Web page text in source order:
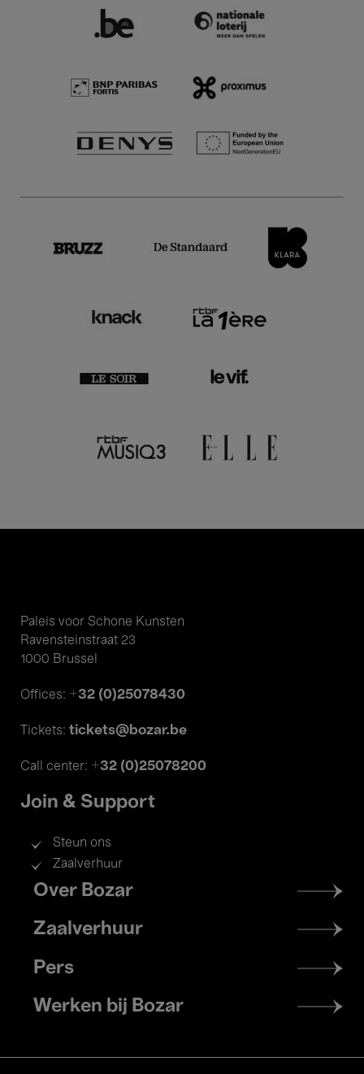
Paleis voor Schone Kunsten
Ravensteinstraat 23
1000 Brussel
Offices: +32 (0)25078430
Tickets: tickets@bozar.be
Call center: +32 (0)25078200
Join & Support
Steun ons
Zaalverhuur
Footer
menu
Over Bozar
Zaalverhuur
Pers
Werken bij Bozar